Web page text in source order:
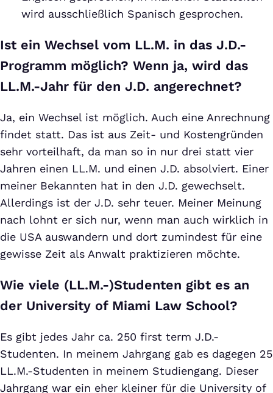
wird ausschließlich Spanisch gesprochen.
Ist ein Wechsel vom LL.M. in das J.D.-
Programm möglich? Wenn ja, wird das
LL.M.-Jahr für den J.D. angerechnet?
Ja, ein Wechsel ist möglich. Auch eine Anrechnung
findet statt. Das ist aus Zeit- und Kostengründen
sehr vorteilhaft, da man so in nur drei statt vier
Jahren einen LL.M. und einen J.D. absolviert. Einer
meiner Bekannten hat in den J.D. gewechselt.
Allerdings ist der J.D. sehr teuer. Meiner Meinung
nach lohnt er sich nur, wenn man auch wirklich in
die USA auswandern und dort zumindest für eine
gewisse Zeit als Anwalt praktizieren möchte.
Wie viele (LL.M.-)Studenten gibt es an
der University of Miami Law School?
Es gibt jedes Jahr ca. 250 first term J.D.-
Studenten. In meinem Jahrgang gab es dagegen 25
LL.M.-Studenten in meinem Studiengang. Dieser
Jahrgang war ein eher kleiner für die University of